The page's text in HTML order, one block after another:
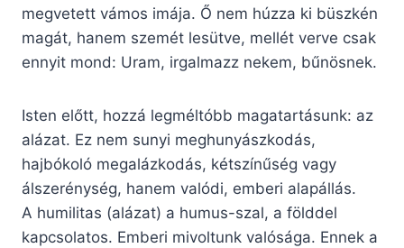
megvetett vámos imája. Ő nem húzza ki büszkén
magát, hanem szemét lesütve, mellét verve csak
ennyit mond: Uram, irgalmazz nekem, bűnösnek.
Isten előtt, hozzá legméltóbb magatartásunk: az
alázat. Ez nem sunyi meghunyászkodás,
hajbókoló megalázkodás, kétszínűség vagy
álszerénység, hanem valódi, emberi alapállás.
A humilitas (alázat) a humus-szal, a földdel
kapcsolatos. Emberi mivoltunk valósága. Ennek a